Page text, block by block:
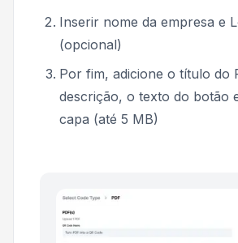
Inserir nome da empresa e
(opcional)
Por fim, adicione o título do
descrição, o texto do botão
capa (até 5 MB)